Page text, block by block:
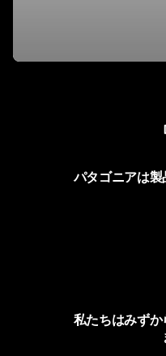
パタゴニアは製
私たちはみず